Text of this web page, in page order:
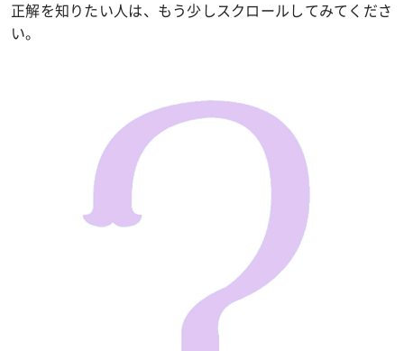
正解を知りたい人は、もう少しスクロールしてみてくださ
い。